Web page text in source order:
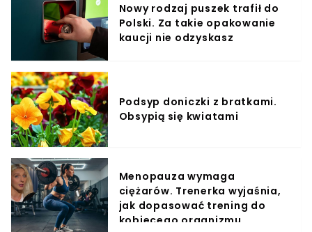
Nowy rodzaj puszek trafił do
Polski. Za takie opakowanie
kaucji nie odzyskasz
Podsyp doniczki z bratkami.
Obsypią się kwiatami
Menopauza wymaga
ciężarów. Trenerka wyjaśnia,
jak dopasować trening do
kobiecego organizmu